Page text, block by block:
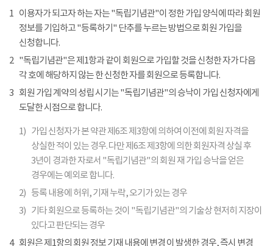
1 이용자가 되고자 하는 자는 "독립기념관"이 정한 가입 양식에 따라 회원
정보를 기입하고 "등록하기" 단추를 누르는 방법으로 회원 가입을
신청합니다.
2 "독립기념관"은 제1항과 같이 회원으로 가입할 것을 신청한 자가 다음
각 호에 해당하지 않는 한 신청한 자를 회원으로 등록합니다.
3 회원 가입 계약의 성립 시기는 "독립기념관"의 승낙이 가입 신청자에게
도달한 시점으로 합니다.
1) 가입 신청자가 본 약관 제6조 제3항에 의하여 이전에 회원 자격을
상실한 적이 있는 경우. 다만 제6조 제3항에 의한 회원자격 상실 후
3년이 경과한 자로서 "독립기념관"의 회원 재 가입 승낙을 얻은
경우에는 예외로 합니다.
2) 등록 내용에 허위, 기재 누락, 오기가 있는 경우
3) 기타 회원으로 등록하는 것이 "독립기념관"의 기술상 현저히 지장이
있다고 판단되는 경우
4
회원은 제1항의 회원 정보 기재 내용에 변경 이 발생한 경우, 즉시 변경